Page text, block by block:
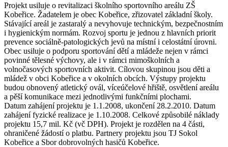
Projekt usiluje o revitalizaci školního sportovního areálu ZŠ
Kobeřice. Žadatelem je obec Kobeřice, zřizovatel základní školy.
Stávající areál je zastaralý a nevyhovuje technickým, bezpečnostním
i hygienickým normám. Rozvoj sportu je jednou z hlavních priorit
prevence sociálně-patologických jevů na místní i celostátní úrovni.
Obec usiluje o podporu sportování dětí a mládeže nejen v rámci
povinné tělesné výchovy, ale i v rámci mimoškolních a
volnočasových sportovních aktivit. Cílovou skupinou jsou děti a
mládež v obci Kobeřice a v okolních obcích. Výstupy projektu
budou obnovený atletický ovál, víceúčelové hřiště, osvětlení areálu
a pěší komunikace mezi jednotlivými funkčními plochami.
Datum zahájení projektu je 1.1.2008, ukončení 28.2.2010. Datum
zahájení fyzické realizace je 1.10.2008. Celkové způsobilé náklady
projektu 15,7 mil. Kč (vč DPH). Projekt je rozdělen na 4 části,
ohraničené žádostí o platbu. Partnery projektu jsou TJ Sokol
Kobeřice a Sbor dobrovolných hasičů Kobeřice.